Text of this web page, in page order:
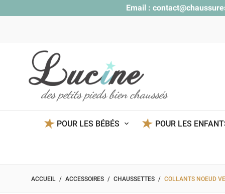
Email :
des petits pieds bien chaussés
POUR LES BÉBÉS POUR LES
ACCUEIL ACCESSOIRES CHAUSSETTES COLLANTS NOEUD